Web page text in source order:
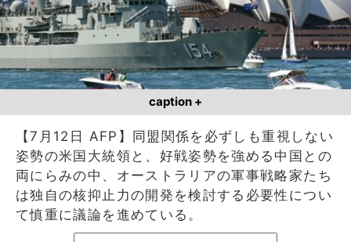
caption +
【7月12日 AFP】同盟関係を必ずしも重視しない
姿勢の米国大統領と、好戦姿勢を強める中国との
両にらみの中、オーストラリアの軍事戦略家たち
は独自の核抑止力の開発を検討する必要性につい
て慎重に議論を進めている。